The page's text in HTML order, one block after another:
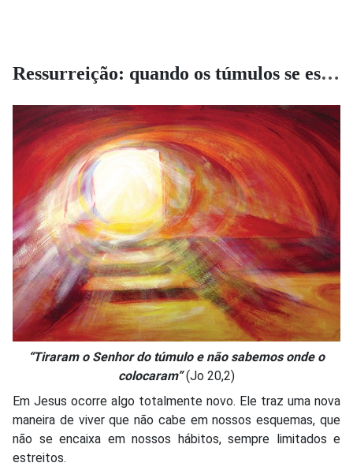
Ressurreição: quando os túmulos se esvaziam
“Tiraram o Senhor do túmulo e não sabemos onde o
colocaram”(Jo 20,2)
Em Jesus ocorre algo totalmente novo. Ele traz uma nova
maneira de viver que não cabe em nossos esquemas, que
não se encaixa em nossos hábitos, sempre limitados e
estreitos.